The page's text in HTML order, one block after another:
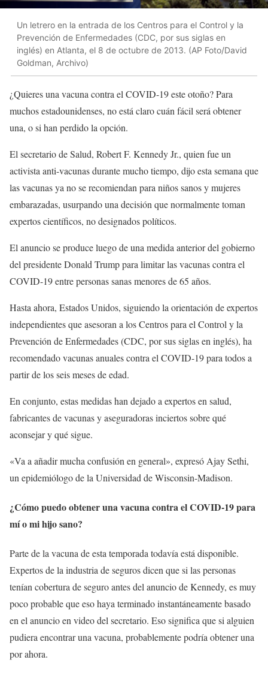
Un letrero en la entrada de los Centros para el Control y la
Prevención de Enfermedades (CDC, por sus siglas en
inglés) en Atlanta, el 8 de octubre de 2013. (AP Foto/David
Goldman, Archivo)
¿Quieres una vacuna contra el COVID-19 este otoño? Para
muchos estadounidenses, no está claro cuán fácil será obtener
una, o si han perdido la opción.
El secretario de Salud, Robert F. Kennedy Jr., quien fue un
activista anti-vacunas durante mucho tiempo, dijo esta semana que
las vacunas ya no se recomiendan para niños sanos y mujeres
embarazadas, usurpando una decisión que normalmente toman
expertos científicos, no designados políticos.
El anuncio se produce luego de una medida anterior del gobierno
del presidente Donald Trump para limitar las vacunas contra el
COVID-19 entre personas sanas menores de 65 años.
Hasta ahora, Estados Unidos, siguiendo la orientación de expertos
independientes que asesoran a los Centros para el Control y la
Prevención de Enfermedades (CDC, por sus siglas en inglés), ha
recomendado vacunas anuales contra el COVID-19 para todos a
partir de los seis meses de edad.
En conjunto, estas medidas han dejado a expertos en salud,
fabricantes de vacunas y aseguradoras inciertos sobre qué
aconsejar y qué sigue.
«Va a añadir mucha confusión en general», expresó Ajay Sethi,
un epidemiólogo de la Universidad de Wisconsin-Madison.
¿Cómo puedo obtener una vacuna contra el COVID-19 para
mí o mi hijo sano?
Parte de la vacuna de esta temporada todavía está disponible.
Expertos de la industria de seguros dicen que si las personas
tenían cobertura de seguro antes del anuncio de Kennedy, es muy
poco probable que eso haya terminado instantáneamente basado
en el anuncio en video del secretario. Eso significa que si alguien
pudiera encontrar una vacuna, probablemente podría obtener una
por ahora.